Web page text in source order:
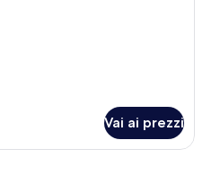
Vai ai prezzi